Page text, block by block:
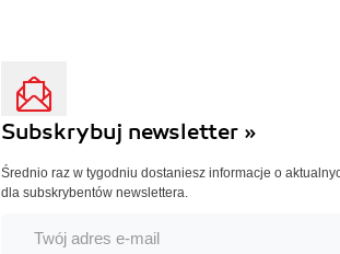
Subskrybuj newsletter »
Średnio raz w tygodniu dostaniesz informacje o
dla subskrybentów newslettera.